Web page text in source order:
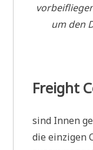
um den
Freight
sind Innen
die einzigen